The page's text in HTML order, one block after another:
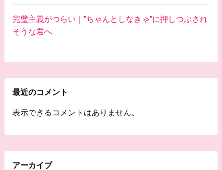
完璧主義がつらい｜”ちゃんとしなきゃ”に押しつぶされ
そうな君へ
最近のコメント
表示できるコメントはありません。
アーカイブ